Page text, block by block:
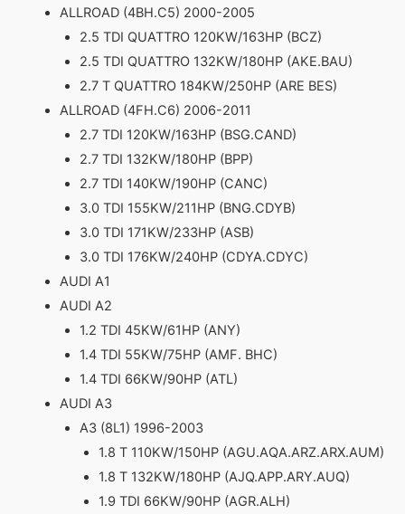
ALLROAD (4BH.C5) 2000-2005
2.5 TDI QUATTRO 120KW/163HP (BCZ)
2.5 TDI QUATTRO 132KW/180HP (AKE.BAU)
2.7 T QUATTRO 184KW/250HP (ARE BES)
ALLROAD (4FH.C6) 2006-2011
2.7 TDI 120KW/163HP (BSG.CAND)
2.7 TDI 132KW/180HP (BPP)
2.7 TDI 140KW/190HP (CANC)
3.0 TDI 155KW/211HP (BNG.CDYB)
3.0 TDI 171KW/233HP (ASB)
3.0 TDI 176KW/240HP (CDYA.CDYC)
AUDI A1
AUDI A2
1.2 TDI 45KW/61HP (ANY)
1.4 TDI 55KW/75HP (AMF. BHC)
1.4 TDI 66KW/90HP (ATL)
AUDI A3
A3 (8L1) 1996-2003
1.8 T 110KW/150HP (AGU.AQA.ARZ.ARX.AUM)
1.8 T 132KW/180HP (AJQ.APP.ARY.AUQ)
1.9 TDI 66KW/90HP (AGR.ALH)